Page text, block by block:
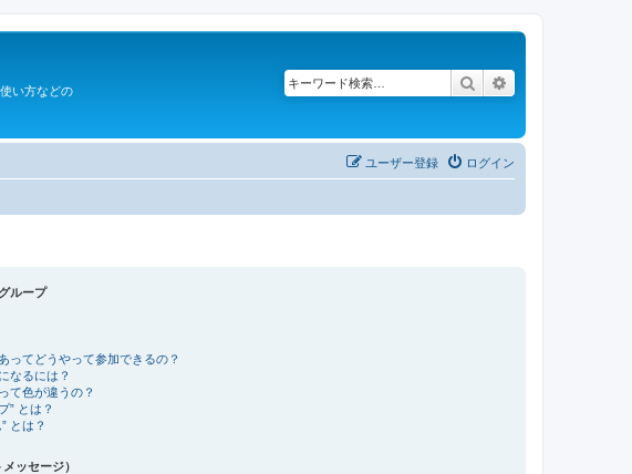
い方などの
検索
ログイン
ユーザー登録
ループ
ってどうやって参加できるの？
なるには？
て色が違うの？
” とは？
とは？
ッセージ）